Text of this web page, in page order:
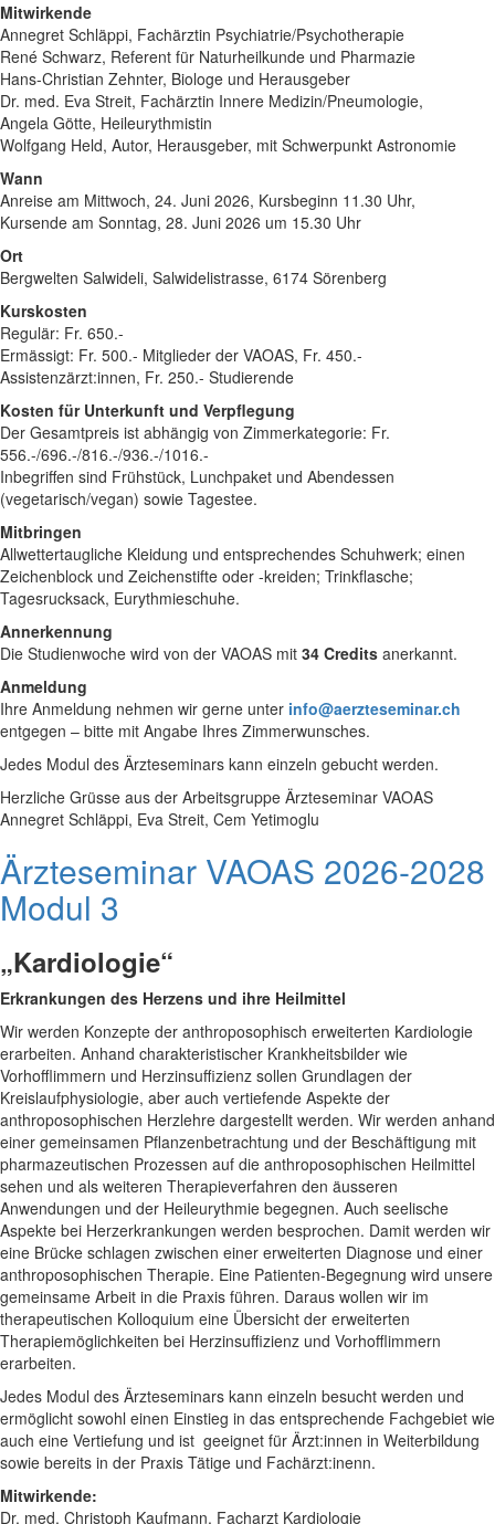
Mitwirkende
Annegret Schläppi, Fachärztin Psychiatrie/Psychotherapie
René Schwarz, Referent für Naturheilkunde und Pharmazie
Hans-Christian Zehnter, Biologe und Herausgeber
Dr. med. Eva Streit, Fachärztin Innere Medizin/Pneumologie,
Angela Götte, Heileurythmistin
Wolfgang Held, Autor, Herausgeber, mit Schwerpunkt Astronomie
Wann
Anreise am Mittwoch, 24. Juni 2026, Kursbeginn 11.30 Uhr,
Kursende am Sonntag, 28. Juni 2026 um 15.30 Uhr
Ort
Bergwelten Salwideli, Salwidelistrasse, 6174 Sörenberg
Kurskosten
Regulär: Fr. 650.-
Ermässigt: Fr. 500.- Mitglieder der VAOAS, Fr. 450.-
Assistenzärzt:innen, Fr. 250.- Studierende
Kosten für Unterkunft und Verpflegung
Der Gesamtpreis ist abhängig von Zimmerkategorie: Fr.
556.-/696.-/816.-/936.-/1016.-
Inbegriffen sind Frühstück, Lunchpaket und Abendessen
(vegetarisch/vegan) sowie Tagestee.
Mitbringen
Allwettertaugliche Kleidung und entsprechendes Schuhwerk; einen
Zeichenblock und Zeichenstifte oder -kreiden; Trinkflasche;
Tagesrucksack, Eurythmieschuhe.
Annerkennung
Die Studienwoche wird von der VAOAS mit 34 Credits anerkannt.
Anmeldung
Ihre Anmeldung nehmen wir gerne unter info@aerzteseminar.ch
entgegen – bitte mit Angabe Ihres Zimmerwunsches.
Jedes Modul des Ärzteseminars kann einzeln gebucht werden.
Herzliche Grüsse aus der Arbeitsgruppe Ärzteseminar VAOAS
Annegret Schläppi, Eva Streit, Cem Yetimoglu
Ärzteseminar VAOAS 2026-2028
Modul 3
„Kardiologie“
Erkrankungen des Herzens und ihre Heilmittel
Wir werden Konzepte der anthroposophisch erweiterten Kardiologie
erarbeiten. Anhand charakteristischer Krankheitsbilder wie
Vorhofflimmern und Herzinsuffizienz sollen Grundlagen der
Kreislaufphysiologie, aber auch vertiefende Aspekte der
anthroposophischen Herzlehre dargestellt werden. Wir werden anhand
einer gemeinsamen Pflanzenbetrachtung und der Beschäftigung mit
pharmazeutischen Prozessen auf die anthroposophischen Heilmittel
sehen und als weiteren Therapieverfahren den äusseren
Anwendungen und der Heileurythmie begegnen. Auch seelische
Aspekte bei Herzerkrankungen werden besprochen. Damit werden wir
eine Brücke schlagen zwischen einer erweiterten Diagnose und einer
anthroposophischen Therapie. Eine Patienten-Begegnung wird unsere
gemeinsame Arbeit in die Praxis führen. Daraus wollen wir im
therapeutischen Kolloquium eine Übersicht der erweiterten
Therapiemöglichkeiten bei Herzinsuffizienz und Vorhofflimmern
erarbeiten.
Jedes Modul des Ärzteseminars kann einzeln besucht werden und
ermöglicht sowohl einen Einstieg in das entsprechende Fachgebiet wie
auch eine Vertiefung und ist geeignet für Ärzt:innen in Weiterbildung
sowie bereits in der Praxis Tätige und Fachärzt:inenn.
Mitwirkende:
Dr. med. Christoph Kaufmann, Facharzt Kardiologie